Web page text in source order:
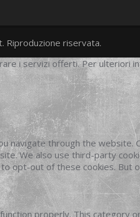
twittergoogleplus
facebook
Riproduzione riservata.
i servizi offerti. Per ulteriori
navigate through the
We also use third-party
opt-out of these cookies.
properly. This category